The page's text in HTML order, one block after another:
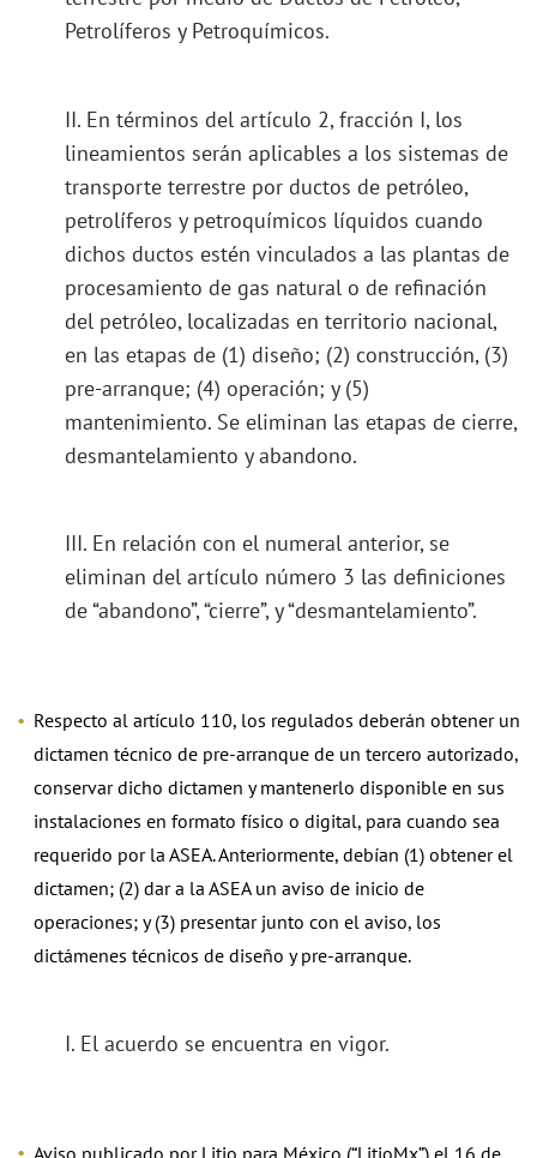
Petrolíferos y Petroquímicos.
II. En términos del artículo 2, fracción I, los
lineamientos serán aplicables a los sistemas de
transporte terrestre por ductos de petróleo,
petrolíferos y petroquímicos líquidos cuando
dichos ductos estén vinculados a las plantas de
procesamiento de gas natural o de refinación
del petróleo, localizadas en territorio nacional,
en las etapas de (1) diseño; (2) construcción, (3)
pre-arranque; (4) operación; y (5)
mantenimiento. Se eliminan las etapas de cierre,
desmantelamiento y abandono.
III. En relación con el numeral anterior, se
eliminan del artículo número 3 las definiciones
de “abandono”, “cierre”, y “desmantelamiento”.
Respecto al artículo 110, los regulados deberán obtener un
dictamen técnico de pre-arranque de un tercero autorizado,
conservar dicho dictamen y mantenerlo disponible en sus
instalaciones en formato físico o digital, para cuando sea
requerido por la ASEA. Anteriormente, debían (1) obtener el
dictamen; (2) dar a la ASEA un aviso de inicio de
operaciones; y (3) presentar junto con el aviso, los
dictámenes técnicos de diseño y pre-arranque.
I. El acuerdo se encuentra en vigor.
Aviso publicado por Litio para México (“LitioMx”) el 16 de